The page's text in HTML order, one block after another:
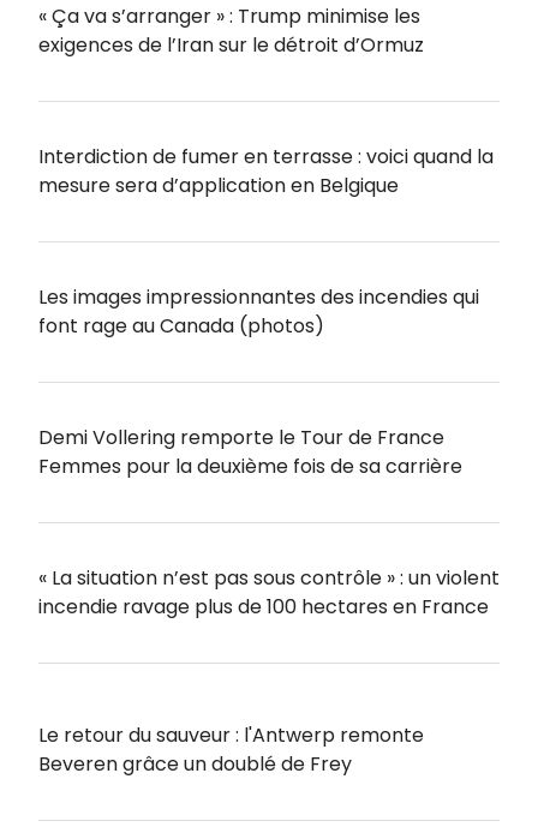
« Ça va s’arranger » : Trump minimise les
exigences de l’Iran sur le détroit d’Ormuz
Interdiction de fumer en terrasse : voici quand la
mesure sera d’application en Belgique
Les images impressionnantes des incendies qui
font rage au Canada (photos)
Demi Vollering remporte le Tour de France
Femmes pour la deuxième fois de sa carrière
« La situation n’est pas sous contrôle » : un violent
incendie ravage plus de 100 hectares en France
Le retour du sauveur : l'Antwerp remonte
Beveren grâce un doublé de Frey